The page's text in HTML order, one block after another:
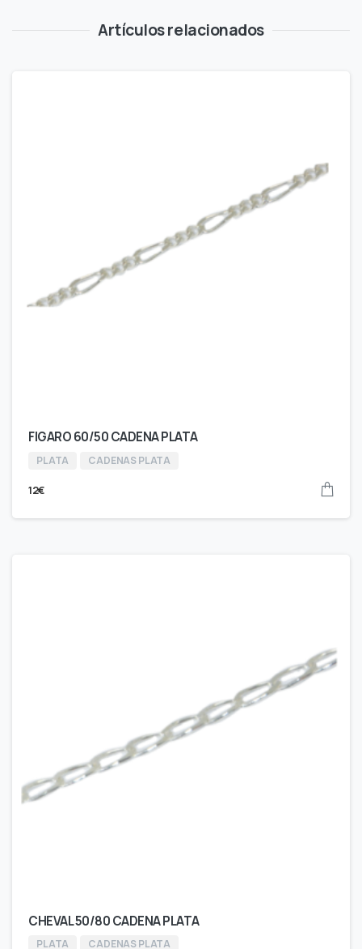
Artículos relacionados
FIGARO 60/50 CADENA PLATA
PLATA CADENAS PLATA
12€
CHEVAL 50/80 CADENA PLATA
PLATA CADENAS PLATA